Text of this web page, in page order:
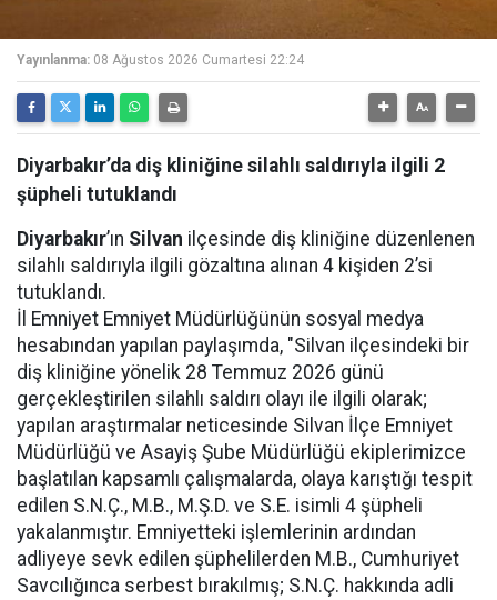
Yayınlanma: 08 Ağustos 2026 Cumartesi 22:24
Diyarbakır’da diş kliniğine silahlı saldırıyla ilgili 2
şüpheli tutuklandı
Diyarbakır’ın Silvan ilçesinde diş kliniğine düzenlenen
silahlı saldırıyla ilgili gözaltına alınan 4 kişiden 2’si
tutuklandı.
İl Emniyet Emniyet Müdürlüğünün sosyal medya
hesabından yapılan paylaşımda, "Silvan ilçesindeki bir
diş kliniğine yönelik 28 Temmuz 2026 günü
gerçekleştirilen silahlı saldırı olayı ile ilgili olarak;
yapılan araştırmalar neticesinde Silvan İlçe Emniyet
Müdürlüğü ve Asayiş Şube Müdürlüğü ekiplerimizce
başlatılan kapsamlı çalışmalarda, olaya karıştığı tespit
edilen S.N.Ç., M.B., M.Ş.D. ve S.E. isimli 4 şüpheli
yakalanmıştır. Emniyetteki işlemlerinin ardından
adliyeye sevk edilen şüphelilerden M.B., Cumhuriyet
Savcılığınca serbest bırakılmış; S.N.Ç. hakkında adli